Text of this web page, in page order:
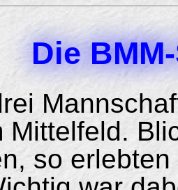
Die
Mittelfeld.
so